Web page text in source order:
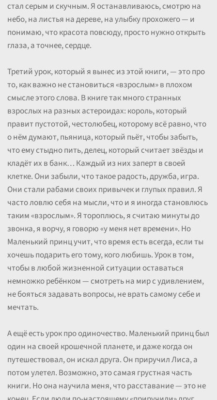
стал серым и скучным. Я останавливаюсь, смотрю на
небо, на листья на дереве, на улыбку прохожего — и
понимаю, что красота повсюду, просто нужно открыть
глаза, а точнее, сердце.
Третий урок, который я вынес из этой книги, — это про
то, как важно не становиться «взрослым» в плохом
смысле этого слова. В книге так много странных
взрослых на разных астероидах: король, который
правит пустотой, честолюбец, которому всё равно, что
о нём думают, пьяница, который пьёт, чтобы забыть,
что ему стыдно пить, делец, который считает звёзды и
кладёт их в банк… Каждый из них заперт в своей
клетке. Они забыли, что такое радость, дружба, игра.
Они стали рабами своих привычек и глупых правил. Я
часто ловлю себя на мысли, что и я иногда становлюсь
таким «взрослым». Я тороплюсь, я считаю минуты до
звонка, я ворчу, я говорю «у меня нет времени». Но
Маленький принц учит, что время есть всегда, если ты
хочешь подарить его тому, кого любишь. Урок в том,
чтобы в любой жизненной ситуации оставаться
немножко ребёнком — смотреть на мир с удивлением,
не бояться задавать вопросы, не врать самому себе и
мечтать.
А ещё есть урок про одиночество. Маленький принц был
один на своей крошечной планете, и даже когда он
путешествовал, он искал друга. Он приручил Лиса, а
потом улетел. Возможно, это самая грустная часть
книги. Но она научила меня, что расставание — это не